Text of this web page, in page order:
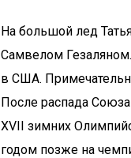
На большой лед
Самвелом
в США.
После распада
XVII зимних
годом позже на